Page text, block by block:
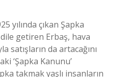
yılında çıkan Şapka
dile getiren Erbaş, hava
satışların da artacağını
‘Şapka Kanunu’
takmak yaşlı insanların